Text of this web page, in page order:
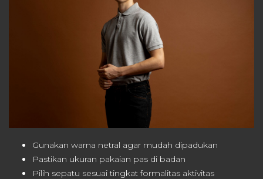
Gunakan warna netral agar mudah dipadukan
Pastikan ukuran pakaian pas di badan
Pilih sepatu sesuai tingkat formalitas aktivitas